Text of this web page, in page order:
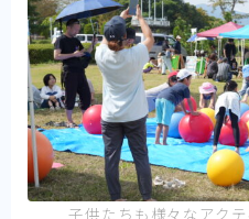
子供たちも様々なアク